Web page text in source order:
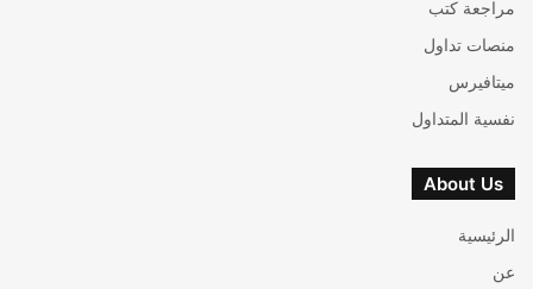
مراجعة كتب
منصات تداول
ميتافيرس
نفسية المتداول
About Us
الرئيسية
عن